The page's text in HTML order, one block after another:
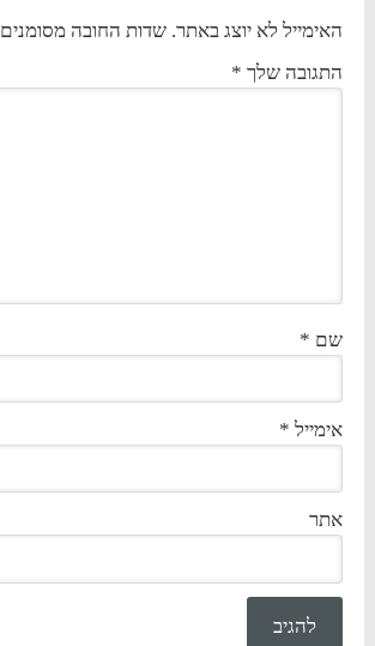
האימייל לא יוצג באתר. שדות החובה מסומנים
התגובה שלך *
שם *
אימייל *
אתר